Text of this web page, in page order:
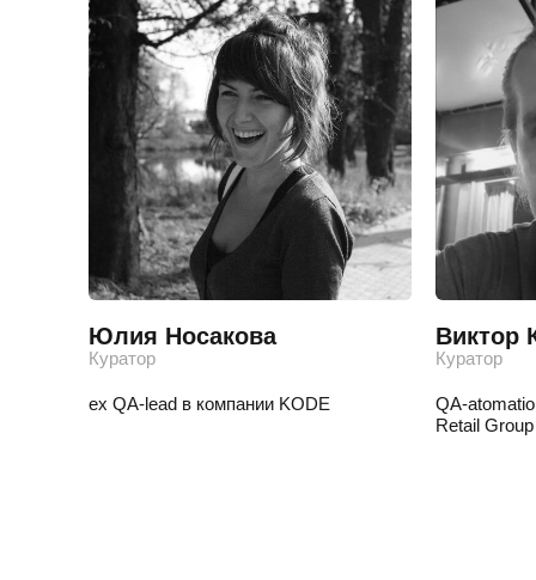
Юлия Носакова
Куратор
ex QA-lead в компании KODE
Виктор
Куратор
QA-
Retail Group